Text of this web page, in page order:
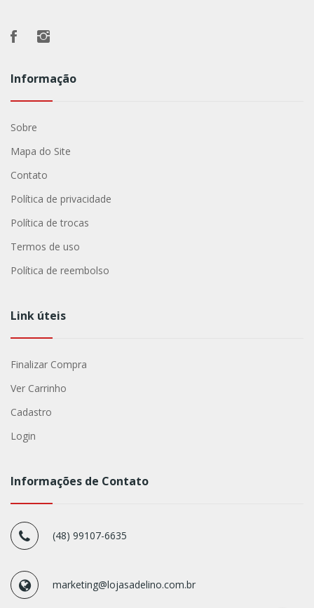
Informação
Sobre
Mapa do Site
Contato
Política de privacidade
Política de trocas
Termos de uso
Política de reembolso
Link úteis
Finalizar Compra
Ver Carrinho
Cadastro
Login
Informações de Contato
(48) 99107-6635
marketing@lojasadelino.com.br